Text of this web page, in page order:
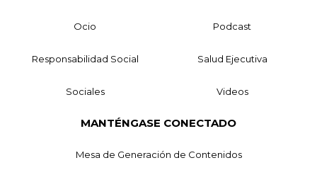
Ocio Podcast
Responsabilidad Social Salud Ejecutiva
Sociales Videos
MANTÉNGASE CONECTADO
Mesa de Generación de Contenidos